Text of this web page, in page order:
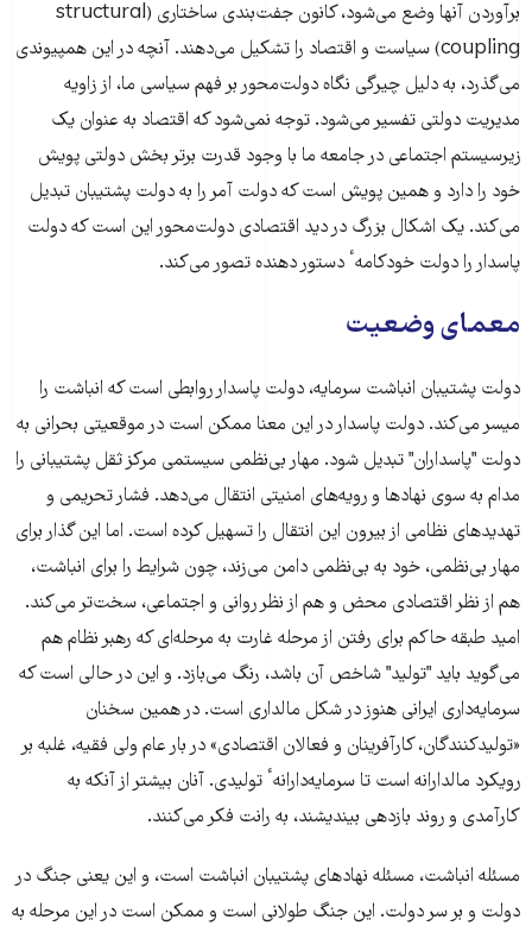
برآوردن آنها وضع می‌شود، کانون جفت‌بندی ساختاری (structural
coupling) سیاست و اقتصاد را تشکیل می‌دهند. آنچه در این همپیوندی
می‌گذرد، به دلیل چیرگی نگاه دولت‌محور بر فهم سیاسی ما، از زاویه
مدیریت دولتی تفسیر می‌شود. توجه نمی‌شود که اقتصاد به عنوان یک
زیرسیستم اجتماعی در جامعه ما با وجود قدرت برتر بخش دولتی پویش
خود را دارد و همین پویش است که دولت آمر را به دولت پشتیبان تبدیل
می‌کند. یک اشکال بزرگ در دید اقتصادی دولت‌محور این است که دولت
پاسدار را دولت خودکامهٴ دستور دهنده تصور می‌کند.
معمای وضعیت
دولت پشتیبان انباشت سرمایه، دولت پاسدار روابطی است که انباشت را
میسر می‌کند. دولت پاسدار در این معنا ممکن است در موقعیتی بحرانی به
دولت "پاسداران" تبدیل شود. مهار بی‌نظمی سیستمی مرکز ثقل پشتیبانی را
مدام به سوی نهادها و رویه‌های امنیتی انتقال می‌دهد. فشار تحریمی و
تهدیدهای نظامی از بیرون این انتقال را تسهیل کرده است. اما این گذار برای
مهار بی‌نظمی، خود به بی‌نظمی دامن می‌زند، چون شرایط را برای انباشت،
هم از نظر اقتصادی محض و هم از نظر روانی و اجتماعی، سخت‌تر می‌کند.
امید طبقه حاکم برای رفتن از مرحله غارت به مرحله‌ای که رهبر نظام هم
می‌گوید باید "تولید" شاخص آن باشد، رنگ می‌بازد. و این در حالی است که
سرمایه‌داری ایرانی هنوز در شکل مالداری است. در همین سخنان
«تولیدکنندگان، کارآفرینان و فعالان اقتصادی» در بار عام ولی فقیه، غلبه بر
رویکرد مالدارانه است تا سرمایه‌دارانهٴ تولیدی. آنان بیشتر از آنکه به
کارآمدی و روند بازدهی بیندیشند، به رانت فکر می‌کنند.
مسئله انباشت، مسئله نهادهای پشتیبان انباشت است، و این یعنی جنگ در
دولت و بر سر دولت. این جنگ طولانی است و ممکن است در این مرحله به